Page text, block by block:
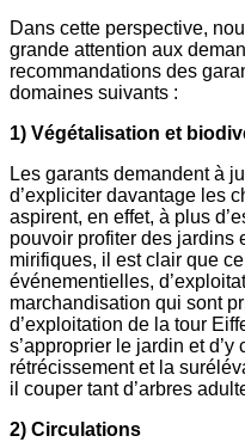
Dans cette perspective,
grande attention aux
recommandations des
domaines suivants :
1) Végétalisation et
Les garants demandent à
d’expliciter davantage les
aspirent, en effet, à plus
pouvoir profiter des jardins
mirifiques, il est clair que
événementielles,
marchandisation qui sont
d’exploitation de la tour
s’approprier le jardin et
rétrécissement et la
il couper tant d’arbres
2) Circulations